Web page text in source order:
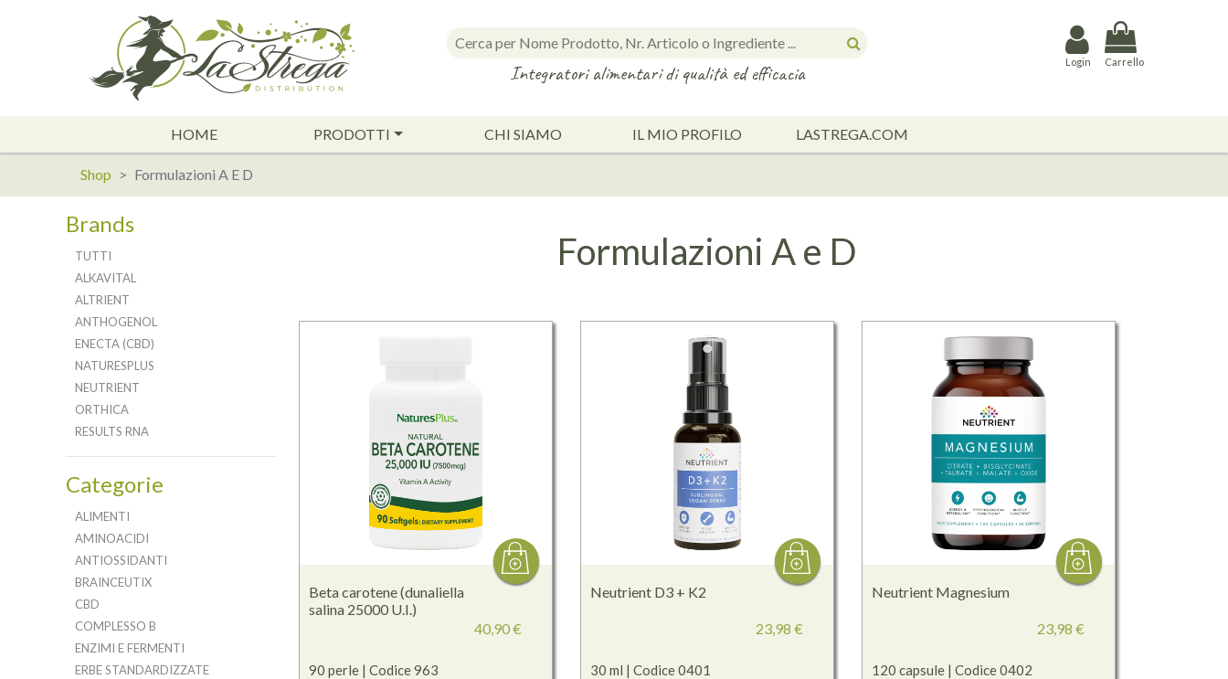
Integratori alimentari di qualità ed efficacia Login Carrello
HOME PRODOTTI CHI SIAMO IL MIO PROFILO LASTREGA.COM
Shop Formulazioni A E D
Brands
TUTTI
ALKAVITAL
ALTRIENT
ANTHOGENOL
ENECTA (CBD)
NATURESPLUS
NEUTRIENT
ORTHICA
RESULTS RNA
Categorie
ALIMENTI
AMINOACIDI
ANTIOSSIDANTI
BRAINCEUTIX
CBD
COMPLESSO B
ENZIMI E FERMENTI
ERBE STANDARDIZZATE
Formulazioni A e D
Beta carotene (dunaliella
salina 25000 U.I.)
90 perle | Codice 963
40,90 €
Neutrient D3 + K2
30 ml | Codice 0401
23,98 €
Neutrient Magnesium
120 capsule | Codice 0402
23,98 €